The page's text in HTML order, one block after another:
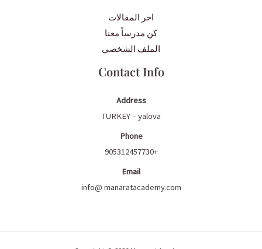
اخر المقالات
كن مدرساً معنا
الملف الشخصي
Contact Info
Address
TURKEY – yalova
Phone
+905312457730
Email
info@ manaratacademy.com